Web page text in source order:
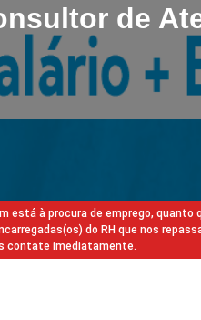
de
à procura de emprego,
do RH que nos
contate imediatamente.